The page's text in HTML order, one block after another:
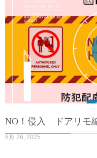
NO！侵入 ドアリモ
6月 26, 2025